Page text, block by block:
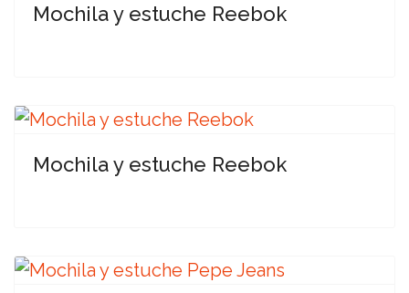
Mochila y estuche Reebok
Mochila y estuche Reebok